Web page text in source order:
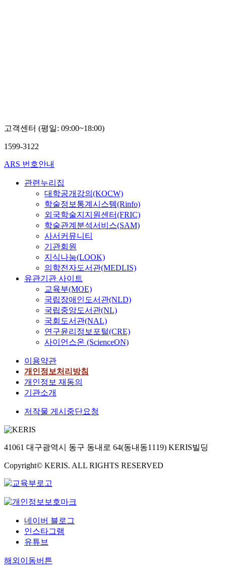
고객센터 (평일: 09:00~18:00)
1599-3122
ARS 번호안내
관련누리집
대학공개강의(KOCW)
학술정보통계시스템(Rinfo)
외국학술지지원센터(FRIC)
학술관계분석서비스(SAM)
사서커뮤니티
기관회원
지식나눔(LOOK)
의학전자도서관(MEDLIS)
유관기관 사이트
교육부(MOE)
국립장애인도서관(NLD)
국립중앙도서관(NL)
국회도서관(NAL)
연구윤리정보포털(CRE)
사이언스온 (ScienceON)
이용약관
개인정보처리방침
개인정보 재동의
기관소개
저작물 게시중단요청
41061 대구광역시 동구 동내로 64(동내동1119) KERIS빌딩
Copyright© KERIS. ALL RIGHTS RESERVED
네이버 블로그
인스타그램
유튜브
해외이동버튼